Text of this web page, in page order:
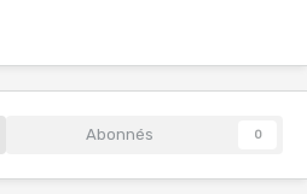
Abonnés 0